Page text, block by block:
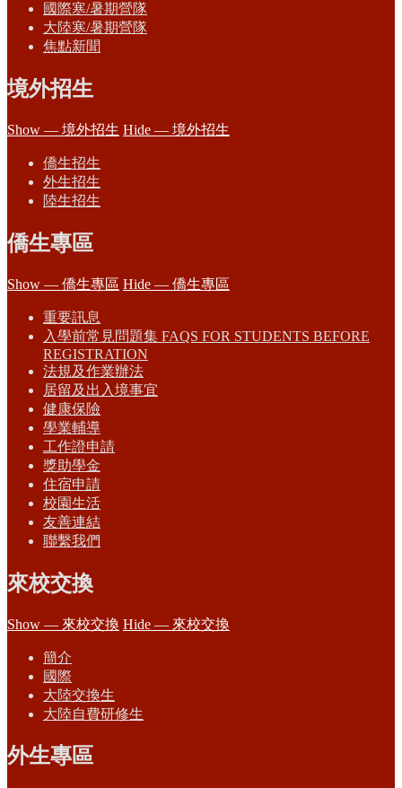
國際寒/暑期營隊
大陸寒/暑期營隊
焦點新聞
境外招生
Show — 境外招生 Hide — 境外招生
僑生招生
外生招生
陸生招生
僑生專區
Show — 僑生專區 Hide — 僑生專區
重要訊息
入學前常見問題集 FAQS FOR STUDENTS BEFORE
REGISTRATION
法規及作業辦法
居留及出入境事宜
健康保險
學業輔導
工作證申請
獎助學金
住宿申請
校園生活
友善連結
聯繫我們
來校交換
Show — 來校交換 Hide — 來校交換
簡介
國際
大陸交換生
大陸自費研修生
外生專區